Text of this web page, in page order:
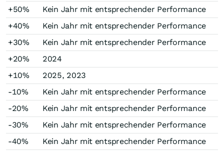
+50%
Kein Jahr mit entsprechender Performance
+40%
Kein Jahr mit entsprechender Performance
+30%
Kein Jahr mit entsprechender Performance
+20%
2024
+10%
2025, 2023
-10%
Kein Jahr mit entsprechender Performance
-20%
Kein Jahr mit entsprechender Performance
-30%
Kein Jahr mit entsprechender Performance
-40%
Kein Jahr mit entsprechender Performance